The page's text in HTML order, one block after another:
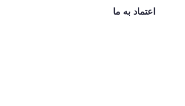
اعتماد به ما